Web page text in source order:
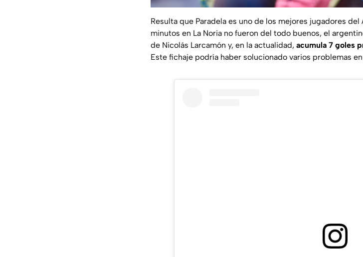
Resulta que Paradela es uno de los mejores jugadores
minutos en La Noria no fueron del todo buenos, el
de Nicolás Larcamón y, en la actualidad, acumula 7 goles
Este fichaje podría haber solucionado varios problemas